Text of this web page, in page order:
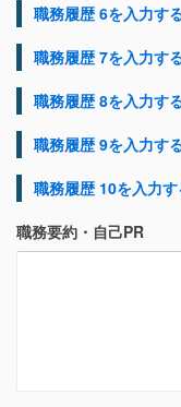
職務履歴 6を入力す
職務履歴 7を入力す
職務履歴 8を入力す
職務履歴 9を入力す
職務履歴 10を入力す
職務要約・自己PR